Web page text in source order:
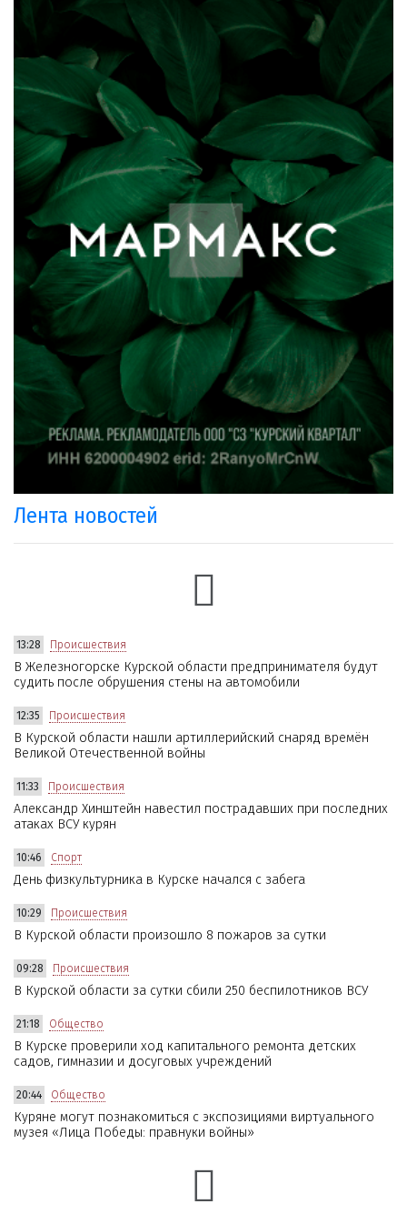
Лента новостей
13:28 Происшествия
В Железногорске Курской области предпринимателя будут
судить после обрушения стены на автомобили
12:35 Происшествия
В Курской области нашли артиллерийский снаряд времён
Великой Отечественной войны
11:33 Происшествия
Александр Хинштейн навестил пострадавших при последних
атаках ВСУ курян
10:46 Спорт
День физкультурника в Курске начался с забега
10:29 Происшествия
В Курской области произошло 8 пожаров за сутки
09:28 Происшествия
В Курской области за сутки сбили 250 беспилотников ВСУ
21:18 Общество
В Курске проверили ход капитального ремонта детских
садов, гимназии и досуговых учреждений
20:44 Общество
Куряне могут познакомиться с экспозициями виртуального
музея «Лица Победы: правнуки войны»